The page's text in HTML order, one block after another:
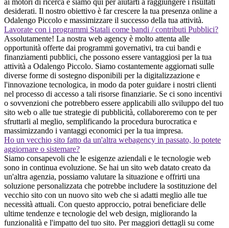
ai motori di ricerca e siamo qui per aiutarti a raggiungere i risultati
desiderati. Il nostro obiettivo è far crescere la tua presenza online a
Odalengo Piccolo e massimizzare il successo della tua attività.
Lavorate con i programmi Statali come bandi / contributi Pubblici?
Assolutamente! La nostra web agency è molto attenta alle
opportunità offerte dai programmi governativi, tra cui bandi e
finanziamenti pubblici, che possono essere vantaggiosi per la tua
attività a Odalengo Piccolo. Siamo costantemente aggiornati sulle
diverse forme di sostegno disponibili per la digitalizzazione e
l'innovazione tecnologica, in modo da poter guidare i nostri clienti
nel processo di accesso a tali risorse finanziarie. Se ci sono incentivi
o sovvenzioni che potrebbero essere applicabili allo sviluppo del tuo
sito web o alle tue strategie di pubblicità, collaboreremo con te per
sfruttarli al meglio, semplificando la procedura burocratica e
massimizzando i vantaggi economici per la tua impresa.
Ho un vecchio sito fatto da un'altra webagency in passato, lo potete
aggiornare o sistemare?
Siamo consapevoli che le esigenze aziendali e le tecnologie web
sono in continua evoluzione. Se hai un sito web datato creato da
un'altra agenzia, possiamo valutare la situazione e offrirti una
soluzione personalizzata che potrebbe includere la sostituzione del
vecchio sito con un nuovo sito web che si adatti meglio alle tue
necessità attuali. Con questo approccio, potrai beneficiare delle
ultime tendenze e tecnologie del web design, migliorando la
funzionalità e l'impatto del tuo sito. Per maggiori dettagli su come